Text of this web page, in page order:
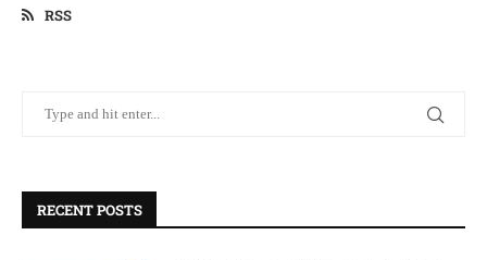
RSS
RECENT POSTS